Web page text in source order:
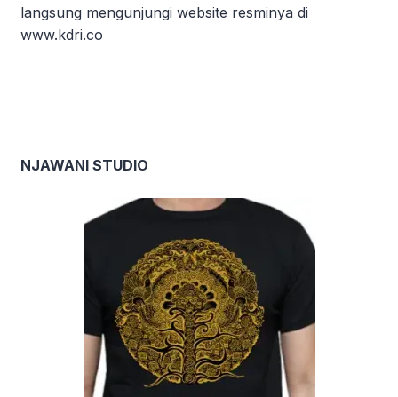
langsung mengunjungi website resminya di
www.kdri.co
NJAWANI STUDIO